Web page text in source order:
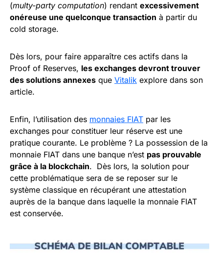
(multy-party computation) rendant excessivement
onéreuse une quelconque transaction à partir du
cold storage.
Dès lors, pour faire apparaître ces actifs dans la
Proof of Reserves, les exchanges devront trouver
des solutions annexes que Vitalik explore dans son
article.
Enfin, l’utilisation des monnaies FIAT par les
exchanges pour constituer leur réserve est une
pratique courante. Le problème ? La possession de la
monnaie FIAT dans une banque n’est pas prouvable
grâce à la blockchain. Dès lors, la solution pour
cette problématique sera de se reposer sur le
système classique en récupérant une attestation
auprès de la banque dans laquelle la monnaie FIAT
est conservée.